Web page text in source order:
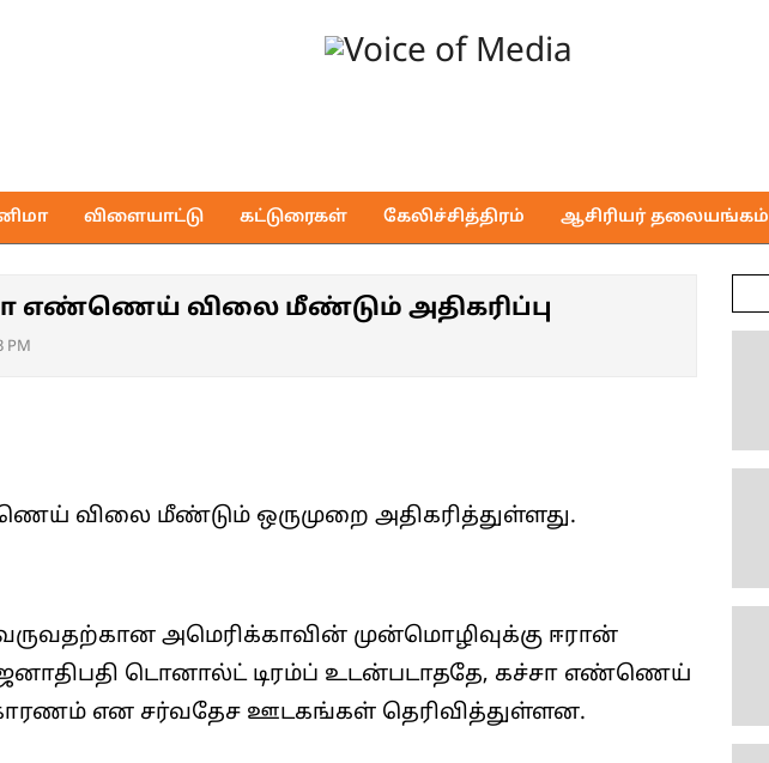
of
Media
விளையாட்டு கட்டுரைகள் கேலிச்சித்திரம் ஆசிரியர் தலையங்கம்
எண்ணெய் விலை மீண்டும் அதிகரிப்பு
PM
விலை மீண்டும் ஒருமுறை அதிகரித்துள்ளது.
அமெரிக்காவின் முன்மொழிவுக்கு ஈரான்
ஜனாதிபதி டொனால்ட் டிரம்ப் உடன்படாததே, கச்சா எண்ணெய்
என சர்வதேச ஊடகங்கள் தெரிவித்துள்ளன.